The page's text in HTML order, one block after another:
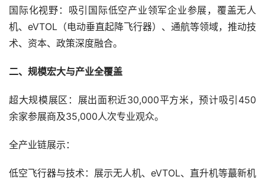
国际化视野：吸引国际低空产业领军企业参展，覆盖无人
机、eVTOL（电动垂直起降飞行器）、通航等领域，推动技
术、资本、政策深度融合。
二、规模宏大与产业全覆盖
超大规模展区：展出面积近30,000平方米，预计吸引450
余家参展商及35,000人次专业观众。
全产业链展示：
低空飞行器与技术：展示无人机、eVTOL、直升机等蕞新机